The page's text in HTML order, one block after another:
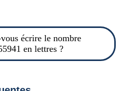
vous écrire le nombre
en lettres ?